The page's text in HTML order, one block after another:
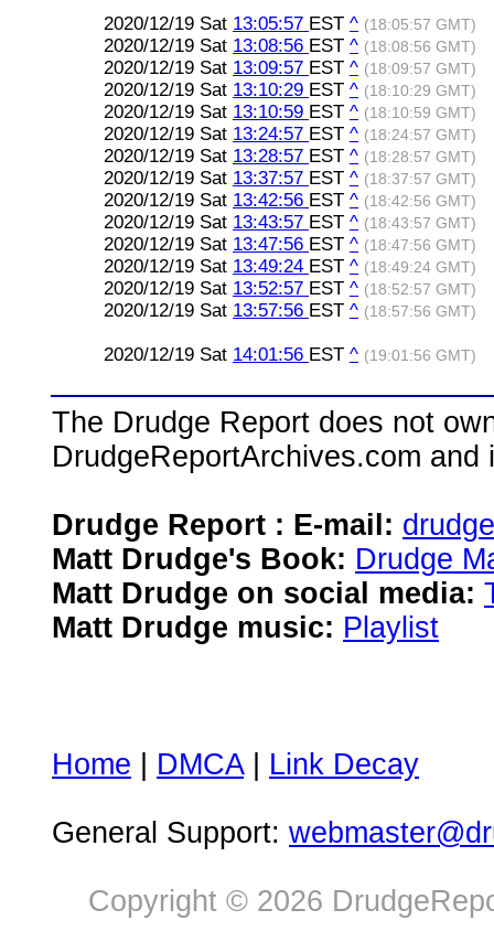
2020/12/19 Sat 13:05:57 EST ^ (18:05:57 GMT)
2020/12/19 Sat 13:08:56 EST ^ (18:08:56 GMT)
2020/12/19 Sat 13:09:57 EST ^ (18:09:57 GMT)
2020/12/19 Sat 13:10:29 EST ^ (18:10:29 GMT)
2020/12/19 Sat 13:10:59 EST ^ (18:10:59 GMT)
2020/12/19 Sat 13:24:57 EST ^ (18:24:57 GMT)
2020/12/19 Sat 13:28:57 EST ^ (18:28:57 GMT)
2020/12/19 Sat 13:37:57 EST ^ (18:37:57 GMT)
2020/12/19 Sat 13:42:56 EST ^ (18:42:56 GMT)
2020/12/19 Sat 13:43:57 EST ^ (18:43:57 GMT)
2020/12/19 Sat 13:47:56 EST ^ (18:47:56 GMT)
2020/12/19 Sat 13:49:24 EST ^ (18:49:24 GMT)
2020/12/19 Sat 13:52:57 EST ^ (18:52:57 GMT)
2020/12/19 Sat 13:57:56 EST ^ (18:57:56 GMT)
2020/12/19 Sat 14:01:56 EST ^ (19:01:56 GMT)
The Drudge Report does not
DrudgeReportArchives.com
Drudge Report : E-mail:
Matt Drudge's Book: Drudge
Matt Drudge on social media:
Matt Drudge music: Playlist
Home DMCA| Link Decay
General Support:
Copyright © 2026